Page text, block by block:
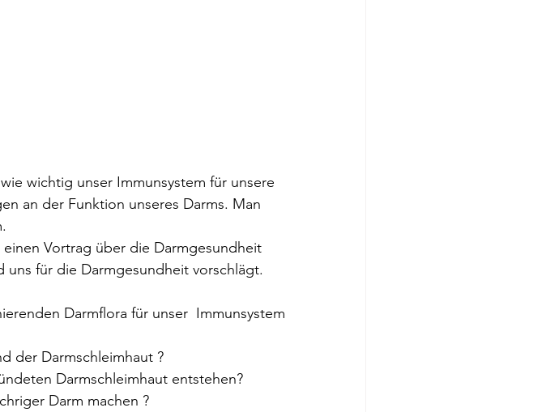
wichtig unser Immunsystem für unsere
an der Funktion unseres Darms. Man
Vortrag über die Darmgesundheit
für die Darmgesundheit vorschlägt.
Darmflora für unser  Immunsystem
der Darmschleimhaut ?
Darmschleimhaut entstehen?
Darm machen ?